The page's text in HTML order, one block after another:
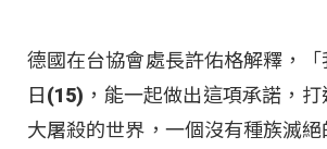
德國在台協會處長許佑格解釋，
日(15)，能一起做出這項承諾，
大屠殺的世界，一個沒有種族滅